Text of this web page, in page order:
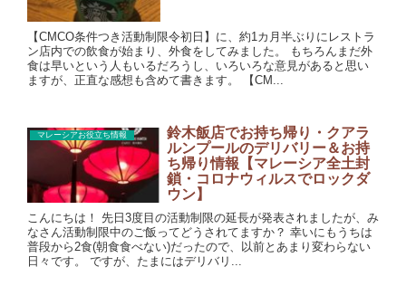
【CMCO条件つき活動制限令初日】に、約1カ月半ぶりにレストラ
ン店内での飲食が始まり、外食をしてみました。 もちろんまだ外
食は早いという人もいるだろうし、いろいろな意見があると思い
ますが、正直な感想も含めて書きます。 【CM...
マレーシアお役立ち情報
鈴木飯店でお持ち帰り・クアラ
ルンプールのデリバリー＆お持
ち帰り情報【マレーシア全土封
鎖・コロナウィルスでロックダ
ウン】
こんにちは！ 先日3度目の活動制限の延長が発表されましたが、み
なさん活動制限中のご飯ってどうされてますか？ 幸いにもうちは
普段から2食(朝食食べない)だったので、以前とあまり変わらない
日々です。 ですが、たまにはデリバリ...